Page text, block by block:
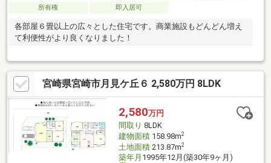
所有権
即入居可
各部屋６畳以上の広々とした住宅です。商業施設もどんどん増え
て利便性がより良くなりました！
宮崎県宮崎市月見ケ丘６ 2,580万円 8LDK
2,580万円
間取り 8LDK
建物面積158.98m2
土地面積213.87m2
築年月 1995年12月(築30年9ヶ月)